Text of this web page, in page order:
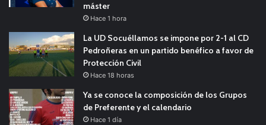
máster
Hace 1 hora
La UD Socuéllamos se impone por 2-1 al CD
Pedroñeras en un partido benéfico a favor de
Protección Civil
Hace 18 horas
Ya se conoce la composición de los Grupos
de Preferente y el calendario
Hace 1 día